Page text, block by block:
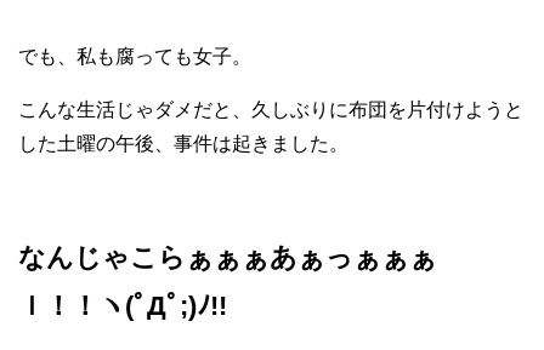
でも、私も腐っても女子。
こんな生活じゃダメだと、久しぶりに布団を片付けようと
した土曜の午後、事件は起きました。
なんじゃこらぁぁぁあぁっぁぁぁ
ｌ！！ヽ(ﾟДﾟ;)ﾉ!!